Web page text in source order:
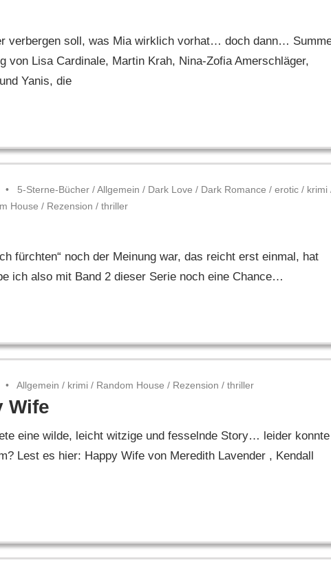
verbergen soll, was Mia wirklich vorhat… doch dann…
von Lisa Cardinale, Martin Krah, Nina-Zofia Amerschläger,
Yanis, die
5-Sterne-Bücher /Allgemein / Dark Love / Dark Romance /erotic / krimi
House / Rezension /thriller
fürchten“ noch der Meinung war, das reicht erst einmal, hat
ich also mit Band 2 dieser Serie noch eine Chance…
Allgemein / krimi / Random House / Rezension /thriller
Wife
eine wilde, leicht witzige und fesselnde Story… leider konnte
Lest es hier: Happy Wife von Meredith Lavender , Kendall